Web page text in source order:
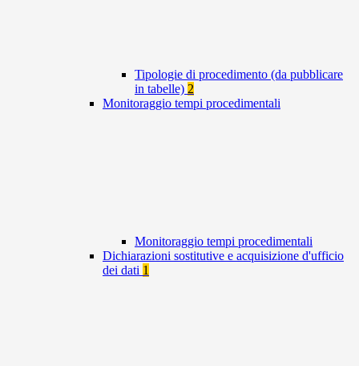
Tipologie di procedimento (da pubblicare
in tabelle) 2
Monitoraggio tempi procedimentali
Monitoraggio tempi procedimentali
Dichiarazioni sostitutive e acquisizione d'ufficio
dei dati 1